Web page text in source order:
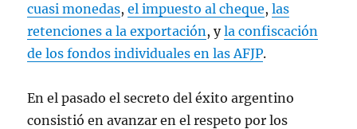
cuasi monedas,el impuesto al cheque,las
retenciones a la exportación, yla confiscación
de los fondos individuales en las AFJP.
En el pasado el secreto del éxito argentino
consistió en avanzar en el respeto por los